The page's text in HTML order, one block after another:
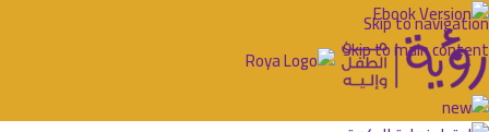
Skip to navigation
Skip to main content